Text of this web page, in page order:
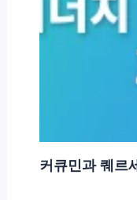
커큐민과 퀘르